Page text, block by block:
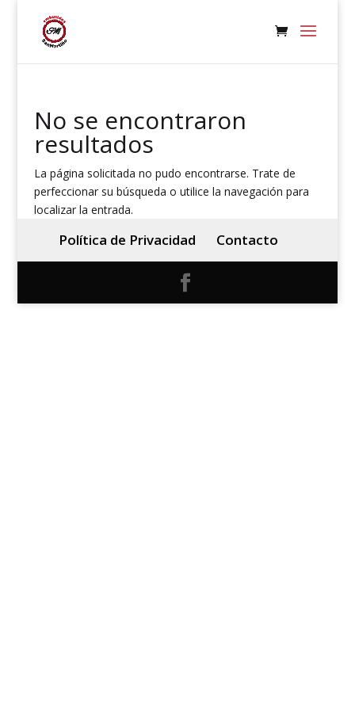
No se encontraron
resultados
La página solicitada no pudo encontrarse. Trate de
perfeccionar su búsqueda o utilice la navegación para
localizar la entrada.
Política de Privacidad Contacto